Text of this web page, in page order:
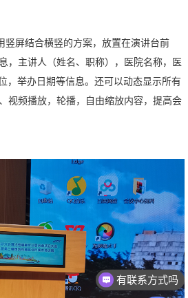
屏结合横竖的方案，放置在演讲台前
，主讲人（姓名、职称），医院名称，医
，举办日期等信息。还可以动态显示所有
视频播放，轮播，自由缩放内容，提高会
有联系方式吗